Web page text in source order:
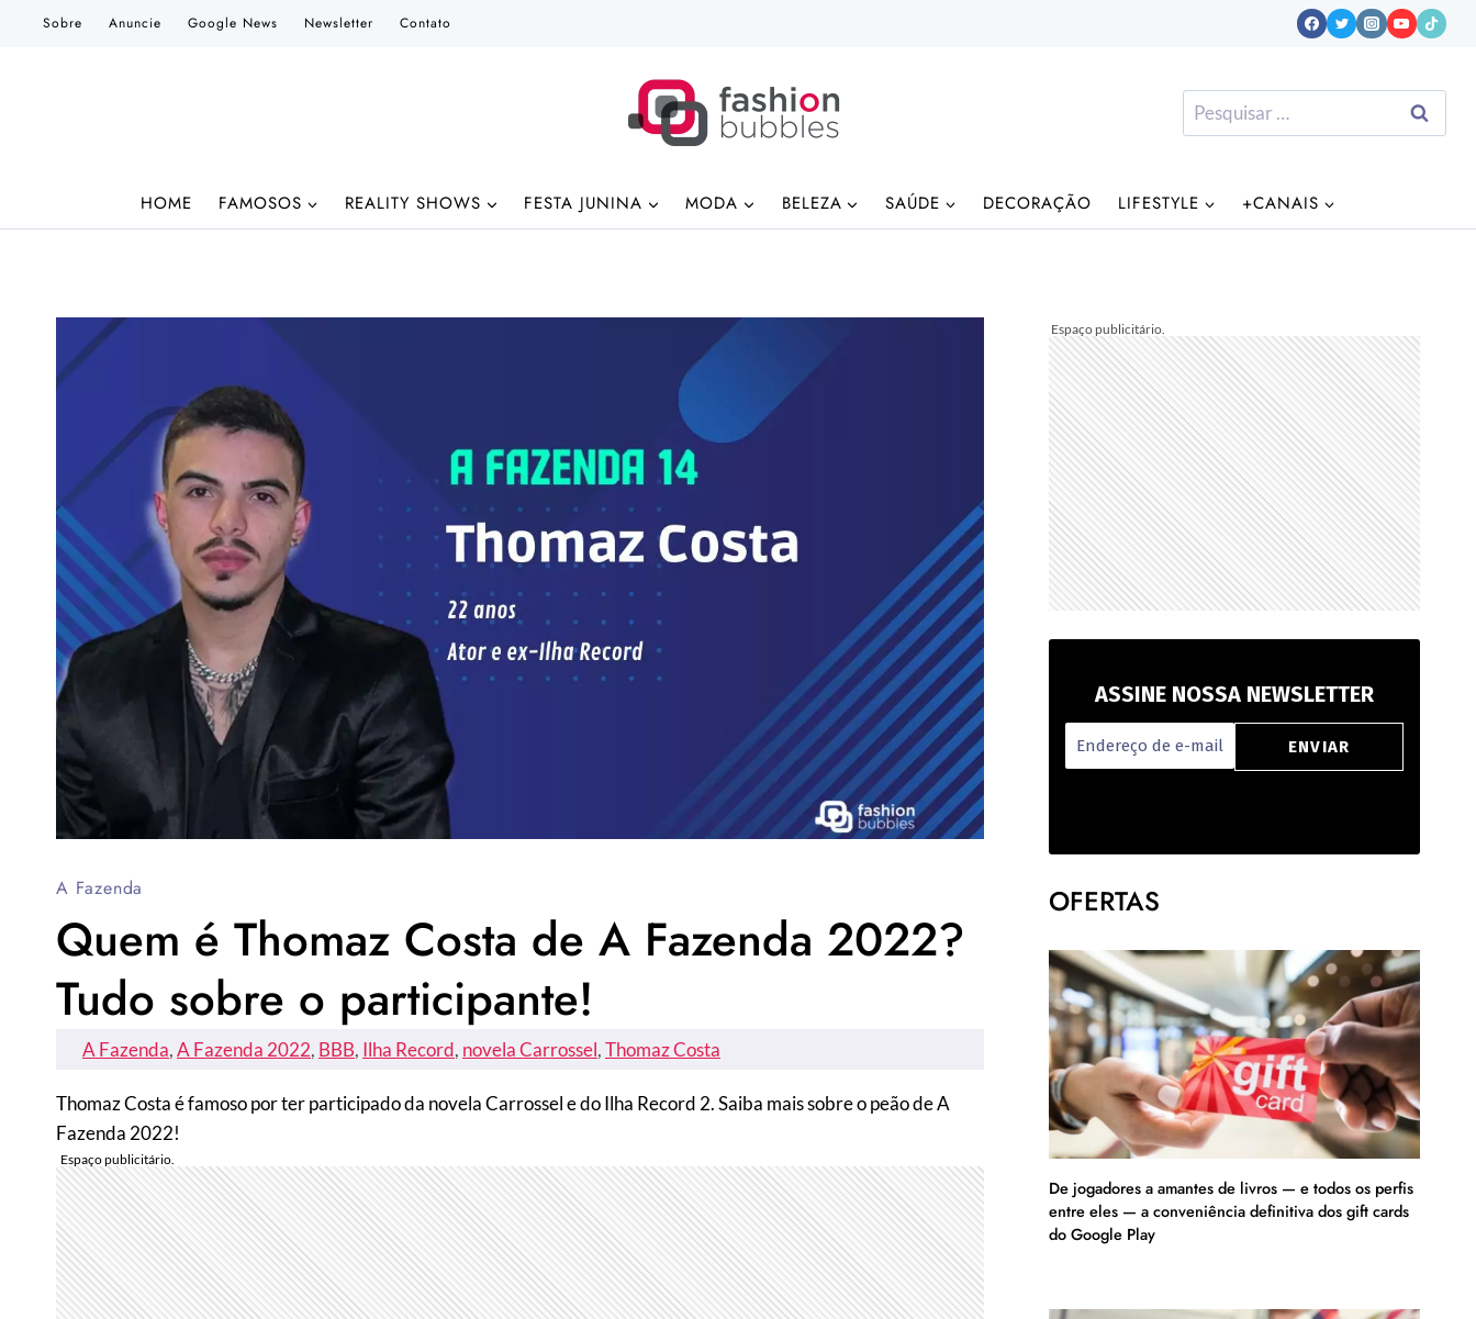
Sobre Anuncie Google News Newsletter Contato
Pesquisar
por:
HOME FAMOSOS REALITY SHOWS FESTA JUNINA MODA BELEZA SAÚDE DECORAÇÃO LIFESTYLE +CANAIS
A Fazenda
Quem é Thomaz Costa de A Fazenda 2022?
Tudo sobre o participante!
A Fazenda, A Fazenda 2022, BBB, Ilha Record, novela Carrossel, Thomaz Costa
Thomaz Costa é famoso por ter participado da novela Carrossel e do Ilha Record 2. Saiba mais sobre o peão de A
Fazenda 2022!
ASSINE NOSSA NEWSLETTER
OFERTAS
De jogadores a amantes de livros — e todos os perfis
entre eles — a conveniência definitiva dos gift cards
do Google Play